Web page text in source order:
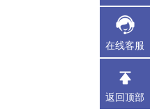
在线客服
返回顶部